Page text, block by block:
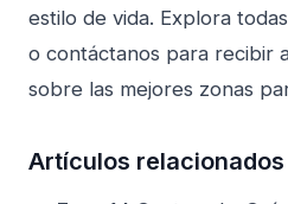
estilo de vida. Explora
o contáctanos para recibir
sobre las mejores zonas
Artículos relacionados